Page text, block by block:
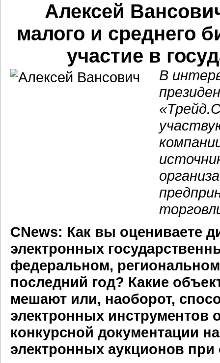
Алексей
малого и среднего
участие в
В
CNews: Как вы оцениваете
электронных
федеральном,
последний год? Какие
мешают или, наоборот,
электронных инструментов
конкурсной документации
электронных аукционов при